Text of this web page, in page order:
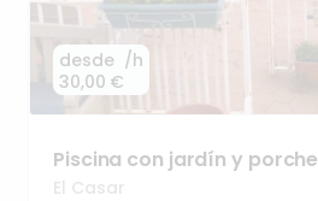
desde
30,00 €
/h
Piscina con jardín y porche
Madrid
El Casar